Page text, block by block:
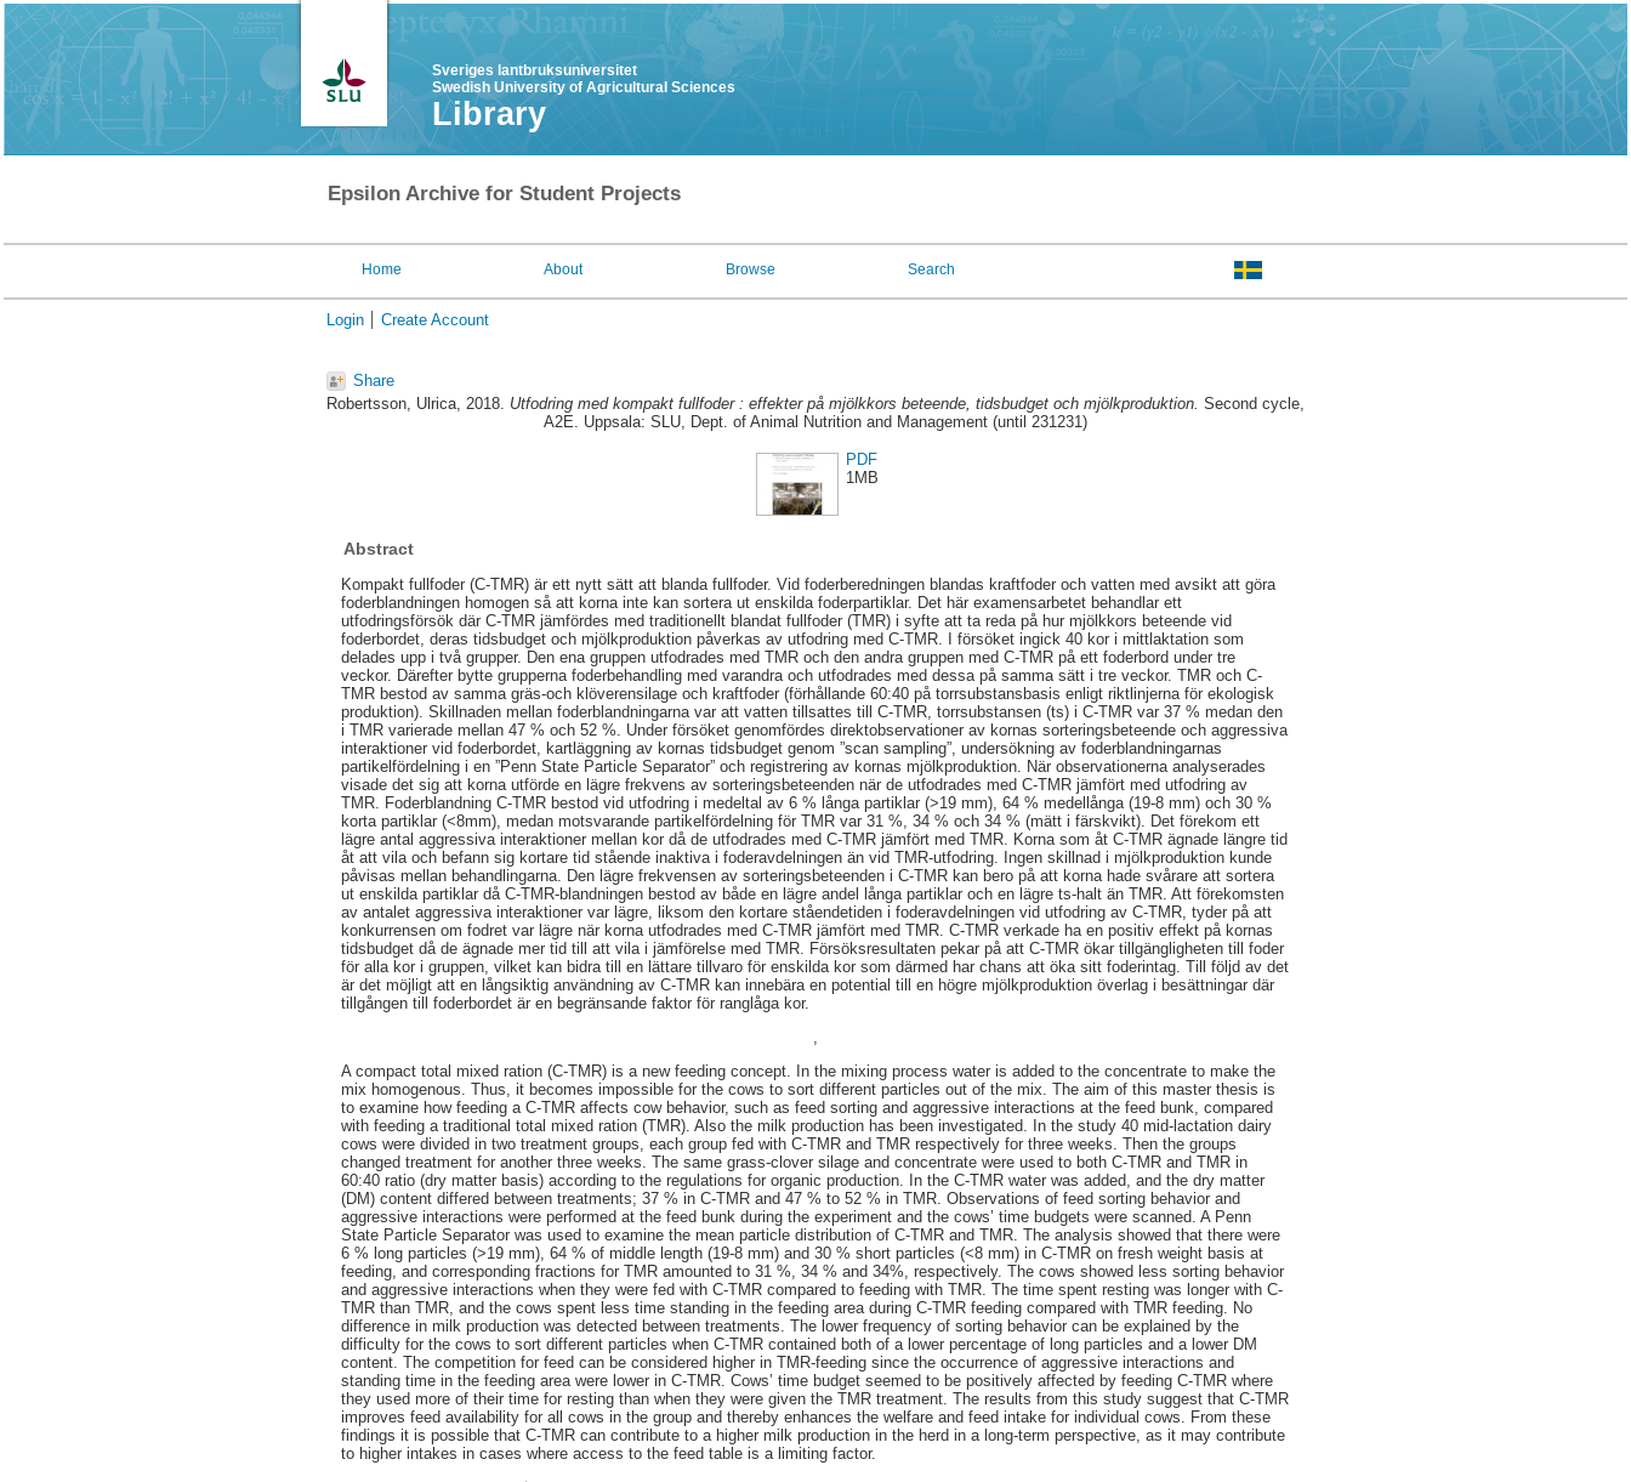
Sveriges lantbruksuniversitet
Swedish University of Agricultural Sciences
Library
Epsilon Archive for Student Projects
Home About Browse Search
Login Create Account
Share
Robertsson, Ulrica, 2018. Utfodring med kompakt fullfoder : effekter på mjölkkors beteende, tidsbudget och mjölkproduktion. Second cycle,
A2E. Uppsala: SLU, Dept. of Animal Nutrition and Management (until 231231)
PDF
1MB
Abstract
Kompakt fullfoder (C-TMR) är ett nytt sätt att blanda fullfoder. Vid foderberedningen blandas kraftfoder och vatten med avsikt att göra
foderblandningen homogen så att korna inte kan sortera ut enskilda foderpartiklar. Det här examensarbetet behandlar ett
utfodringsförsök där C-TMR jämfördes med traditionellt blandat fullfoder (TMR) i syfte att ta reda på hur mjölkkors beteende vid
foderbordet, deras tidsbudget och mjölkproduktion påverkas av utfodring med C-TMR. I försöket ingick 40 kor i mittlaktation som
delades upp i två grupper. Den ena gruppen utfodrades med TMR och den andra gruppen med C-TMR på ett foderbord under tre
veckor. Därefter bytte grupperna foderbehandling med varandra och utfodrades med dessa på samma sätt i tre veckor. TMR och C-
TMR bestod av samma gräs-och klöverensilage och kraftfoder (förhållande 60:40 på torrsubstansbasis enligt riktlinjerna för ekologisk
produktion). Skillnaden mellan foderblandningarna var att vatten tillsattes till C-TMR, torrsubstansen (ts) i C-TMR var 37 % medan den
i TMR varierade mellan 47 % och 52 %. Under försöket genomfördes direktobservationer av kornas sorteringsbeteende och aggressiva
interaktioner vid foderbordet, kartläggning av kornas tidsbudget genom ”scan sampling”, undersökning av foderblandningarnas
partikelfördelning i en ”Penn State Particle Separator” och registrering av kornas mjölkproduktion. När observationerna analyserades
visade det sig att korna utförde en lägre frekvens av sorteringsbeteenden när de utfodrades med C-TMR jämfört med utfodring av
TMR. Foderblandning C-TMR bestod vid utfodring i medeltal av 6 % långa partiklar (>19 mm), 64 % medellånga (19-8 mm) och 30 %
korta partiklar (<8mm), medan motsvarande partikelfördelning för TMR var 31 %, 34 % och 34 % (mätt i färskvikt). Det förekom ett
lägre antal aggressiva interaktioner mellan kor då de utfodrades med C-TMR jämfört med TMR. Korna som åt C-TMR ägnade längre tid
åt att vila och befann sig kortare tid stående inaktiva i foderavdelningen än vid TMR-utfodring. Ingen skillnad i mjölkproduktion kunde
påvisas mellan behandlingarna. Den lägre frekvensen av sorteringsbeteenden i C-TMR kan bero på att korna hade svårare att sortera
ut enskilda partiklar då C-TMR-blandningen bestod av både en lägre andel långa partiklar och en lägre ts-halt än TMR. Att förekomsten
av antalet aggressiva interaktioner var lägre, liksom den kortare ståendetiden i foderavdelningen vid utfodring av C-TMR, tyder på att
konkurrensen om fodret var lägre när korna utfodrades med C-TMR jämfört med TMR. C-TMR verkade ha en positiv effekt på kornas
tidsbudget då de ägnade mer tid till att vila i jämförelse med TMR. Försöksresultaten pekar på att C-TMR ökar tillgängligheten till foder
för alla kor i gruppen, vilket kan bidra till en lättare tillvaro för enskilda kor som därmed har chans att öka sitt foderintag. Till följd av det
är det möjligt att en långsiktig användning av C-TMR kan innebära en potential till en högre mjölkproduktion överlag i besättningar där
tillgången till foderbordet är en begränsande faktor för ranglåga kor.
A compact total mixed ration (C-TMR) is a new feeding concept. In the mixing process water is added to the concentrate to make the
mix homogenous. Thus, it becomes impossible for the cows to sort different particles out of the mix. The aim of this master thesis is
to examine how feeding a C-TMR affects cow behavior, such as feed sorting and aggressive interactions at the feed bunk, compared
with feeding a traditional total mixed ration (TMR). Also the milk production has been investigated. In the study 40 mid-lactation dairy
cows were divided in two treatment groups, each group fed with C-TMR and TMR respectively for three weeks. Then the groups
changed treatment for another three weeks. The same grass-clover silage and concentrate were used to both C-TMR and TMR in
60:40 ratio (dry matter basis) according to the regulations for organic production. In the C-TMR water was added, and the dry matter
(DM) content differed between treatments; 37 % in C-TMR and 47 % to 52 % in TMR. Observations of feed sorting behavior and
aggressive interactions were performed at the feed bunk during the experiment and the cows’ time budgets were scanned. A Penn
State Particle Separator was used to examine the mean particle distribution of C-TMR and TMR. The analysis showed that there were
6 % long particles (>19 mm), 64 % of middle length (19-8 mm) and 30 % short particles (<8 mm) in C-TMR on fresh weight basis at
feeding, and corresponding fractions for TMR amounted to 31 %, 34 % and 34%, respectively. The cows showed less sorting behavior
and aggressive interactions when they were fed with C-TMR compared to feeding with TMR. The time spent resting was longer with C-
TMR than TMR, and the cows spent less time standing in the feeding area during C-TMR feeding compared with TMR feeding. No
difference in milk production was detected between treatments. The lower frequency of sorting behavior can be explained by the
difficulty for the cows to sort different particles when C-TMR contained both of a lower percentage of long particles and a lower DM
content. The competition for feed can be considered higher in TMR-feeding since the occurrence of aggressive interactions and
standing time in the feeding area were lower in C-TMR. Cows’ time budget seemed to be positively affected by feeding C-TMR where
they used more of their time for resting than when they were given the TMR treatment. The results from this study suggest that C-TMR
improves feed availability for all cows in the group and thereby enhances the welfare and feed intake for individual cows. From these
findings it is possible that C-TMR can contribute to a higher milk production in the herd in a long-term perspective, as it may contribute
to higher intakes in cases where access to the feed table is a limiting factor.